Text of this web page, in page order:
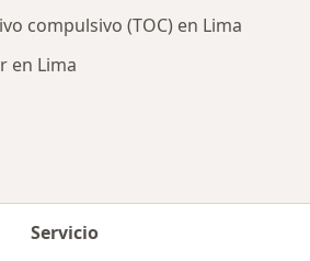
compulsivo (TOC) en Lima
en Lima
Servicio